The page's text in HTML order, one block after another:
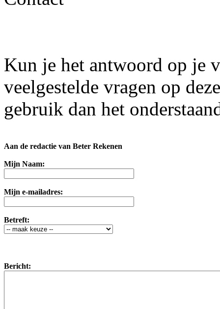
Kun je het antwoord op je
veelgestelde vragen op
gebruik dan het
Aan de redactie van Beter Rekenen
Mijn Naam:
Mijn e-mailadres:
Betreft:
Bericht: